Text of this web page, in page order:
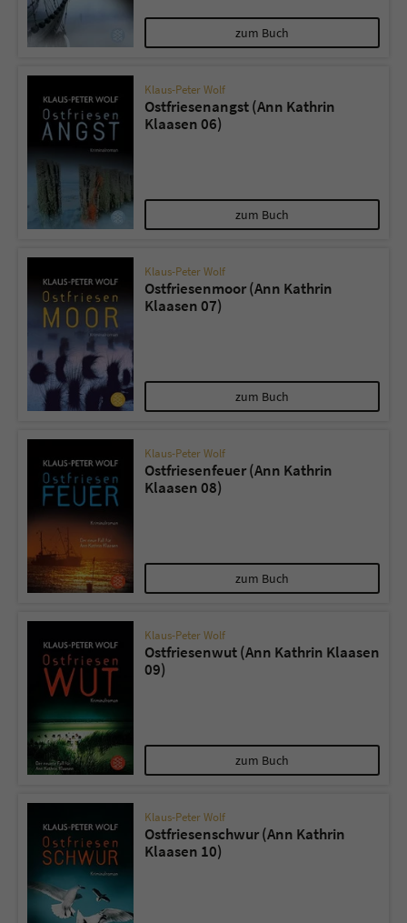
zum Buch
Klaus-Peter Wolf
Ostfriesenangst (Ann Kathrin
Klaasen 06)
zum Buch
Klaus-Peter Wolf
Ostfriesenmoor (Ann Kathrin
Klaasen 07)
zum Buch
Klaus-Peter Wolf
Ostfriesenfeuer (Ann Kathrin
Klaasen 08)
zum Buch
Klaus-Peter Wolf
Ostfriesenwut (Ann Kathrin Klaasen
09)
zum Buch
Klaus-Peter Wolf
Ostfriesenschwur (Ann Kathrin
Klaasen 10)